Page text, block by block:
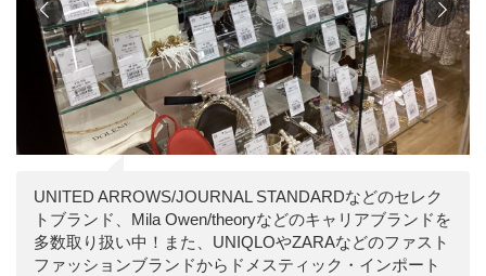
UNITED ARROWS/JOURNAL STANDARDなどのセレク
トブランド、Mila Owen/theoryなどのキャリアブランドを
多数取り扱い中！また、UNIQLOやZARAなどのファスト
ファッションブランドからドメスティック・インポート